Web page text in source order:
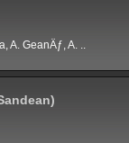
A. GeanÄƒ, A. ..